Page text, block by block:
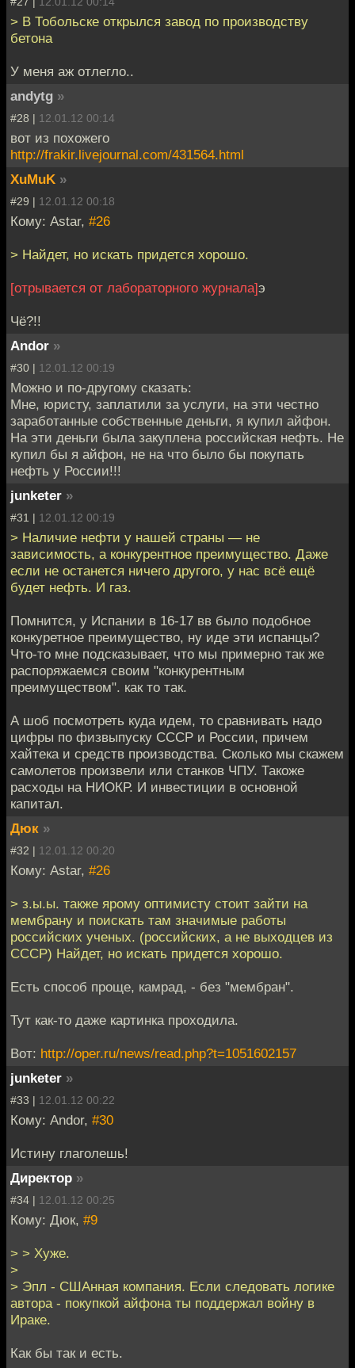
> В Тобольске открылся завод по производству
бетона
У меня аж отлегло..
andytg »
#28 | 12.01.12 00:14
вот из похожего
http://frakir.livejournal.com/431564.html
XuMuK »
#29 | 12.01.12 00:18
Кому: Astar, #26
> Найдет, но искать придется хорошо.
[отрывается от лабораторного журнала]э
Чё?!!
Andor »
#30 | 12.01.12 00:19
Можно и по-другому сказать:
Мне, юристу, заплатили за услуги, на эти честно
заработанные собственные деньги, я купил айфон.
На эти деньги была закуплена российская нефть. Не
купил бы я айфон, не на что было бы покупать
нефть у России!!!
junketer »
#31 | 12.01.12 00:19
> Наличие нефти у нашей страны — не
зависимость, а конкурентное преимущество. Даже
если не останется ничего другого, у нас всё ещё
будет нефть. И газ.
Помнится, у Испании в 16-17 вв было подобное
конкуретное преимущество, ну иде эти испанцы?
Что-то мне подсказывает, что мы примерно так же
распоряжаемся своим "конкурентным
преимуществом". как то так.
А шоб посмотреть куда идем, то сравнивать надо
цифры по физвыпуску СССР и России, причем
хайтека и средств производства. Сколько мы скажем
самолетов произвели или станков ЧПУ. Такоже
расходы на НИОКР. И инвестиции в основной
капитал.
Дюк »
#32 | 12.01.12 00:20
Кому: Astar, #26
> з.ы.ы. также ярому оптимисту стоит зайти на
мембрану и поискать там значимые работы
российских ученых. (российских, а не выходцев из
СССР) Найдет, но искать придется хорошо.
Есть способ проще, камрад, - без "мембран".
Тут как-то даже картинка проходила.
Вот: http://oper.ru/news/read.php?t=1051602157
junketer »
#33 | 12.01.12 00:22
Кому: Andor, #30
Истину глаголешь!
Директор »
#34 | 12.01.12 00:25
Кому: Дюк, #9
> > Хуже.
>
> Эпл - СШАнная компания. Если следовать логике
автора - покупкой айфона ты поддержал войну в
Ираке.
Как бы так и есть.